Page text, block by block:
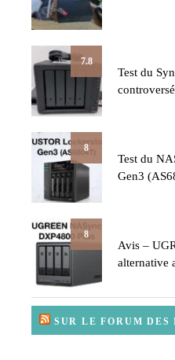
7.8
Test du
8
Test du
Gen3
8
Avis –
alternative
SUR LE FORUM DES